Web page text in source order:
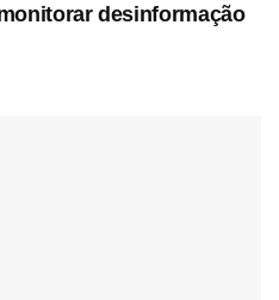
desinformação